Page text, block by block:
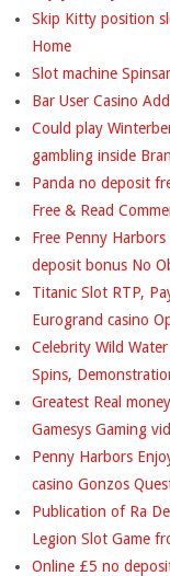
Skip Kitty position
Home
Slot machine
Bar User Casino
Could play
gambling inside
Panda no deposit
Free & Read
Free Penny
deposit bonus No
Titanic Slot RTP,
Eurogrand casino
Celebrity Wild
Spins,
Greatest Real
Gamesys Gaming
Penny Harbors
casino Gonzos
Publication of Ra
Legion Slot Game
Online £5 no